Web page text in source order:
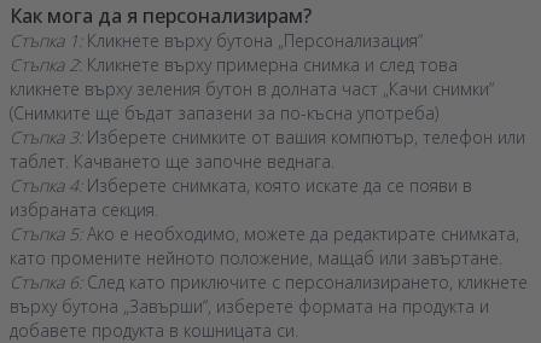
Как мога да я персонализирам?
Стъпка 1:Кликнете върху бутона „Персонализация“
Стъпка 2: Кликнете върху примерна снимка и след това
кликнете върху зеления бутон в долната част „Качи снимки“
(Снимките ще бъдат запазени за по-късна употреба)
Стъпка 3:Изберете снимките от вашия компютър, телефон или
таблет. Качването ще започне веднага.
Стъпка 4:Изберете снимката, която искате да се появи в
избраната секция.
Стъпка 5:Ако е необходимо, можете да редактирате снимката,
като промените нейното положение, мащаб или завъртане.
Стъпка 6:След като приключите с персонализирането, кликнете
върху бутона „Завърши“, изберете формата на продукта и
добавете продукта в кошницата си.